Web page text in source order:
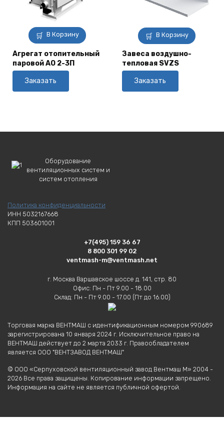
В Корзину
Агрегат отопительный
паровой АО 2-3П
Заказать
В Корзину
Завеса воздушно-
тепловая SVZS
Заказать
Оборудование
вентиляционных систем и
систем отопления
Политика конфиденциальности
ИНН 5032167668
КПП 503601001
+7(495) 159 36 67
8 800 301 99 02
ventmash-m@ventmash.net
г. Москва Варшавское шоссе д. 141, стр. 80
Офис: Пн - Пт 9.00 - 18.00
Склад: Пн - Пт 9.00 - 17.00 (Пт до 16.00)
Торговая марка ВЕНТМАШ с идентификационным номером 990689
зарегистрирована 10 января 2024 г. Исключительное право на
ВЕНТМАШ действует до 2 марта 2033 г. Правообладателем
является ООО "ВЕНТЗАВОД ВЕНТМАШ"
© ООО «Серпуховской вентиляционный завод Вентмаш М» 2004 -
2026 Все права защищены. Копирование информации запрещено.
Информация на сайте не является публичной офертой.